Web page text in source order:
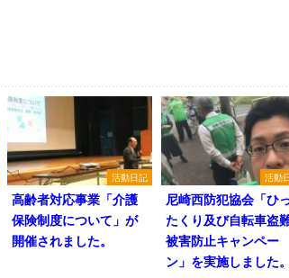
活動日記
高齢者対応事業「介護
保険制度について」が
開催されました。
活動
尼崎西防犯協会「ひ
たくり及び自転車盗
被害防止キャンペー
ン」を実施しました。